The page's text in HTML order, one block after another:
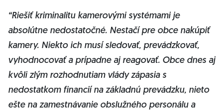
“Riešiť kriminalitu kamerovými systémami je
absolútne nedostatočné. Nestačí pre obce nakúpiť
kamery. Niekto ich musí sledovať, prevádzkovať,
vyhodnocovať a prípadne aj reagovať. Obce dnes aj
kvôli zlým rozhodnutiam vlády zápasia s
nedostatkom financií na základnú prevádzku, nieto
ešte na zamestnávanie obslužného personálu a